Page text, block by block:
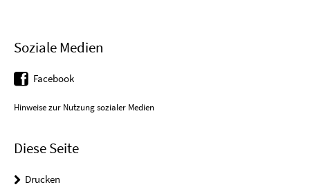
Soziale Medien
Facebook
Hinweise zur Nutzung sozialer Medien
Diese Seite
Drucken